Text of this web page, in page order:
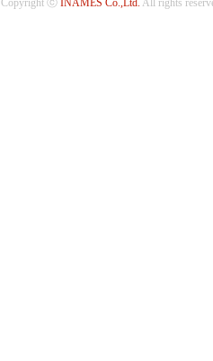
Copyright ⓒ INAMES Co.,Ltd. All rights